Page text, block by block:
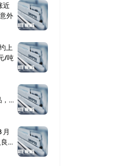
近
外
上
/吨
月